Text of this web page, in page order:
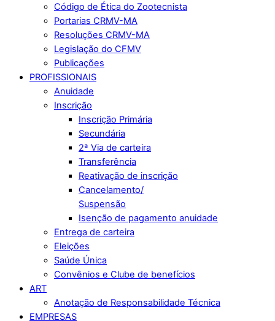
Código de Ética do Zootecnista
Portarias CRMV-MA
Resoluções CRMV-MA
Legislação do CFMV
Publicações
PROFISSIONAIS
Anuidade
Inscrição
Inscrição Primária
Secundária
2ª Via de carteira
Transferência
Reativação de inscrição
Cancelamento/
Suspensão
Isenção de pagamento anuidade
Entrega de carteira
Eleições
Saúde Única
Convênios e Clube de benefícios
ART
Anotação de Responsabilidade Técnica
EMPRESAS